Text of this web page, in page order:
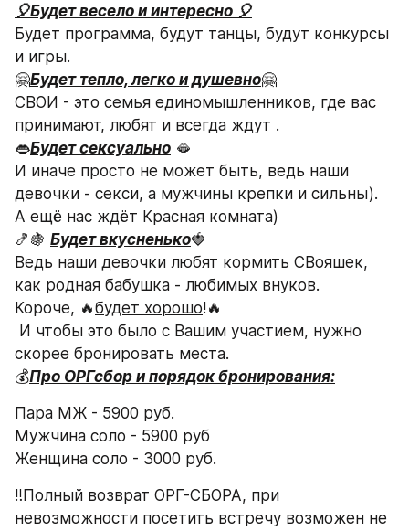
🎈Будет весело и интересно 🎈
Будет программа, будут танцы, будут конкурсы
и игры.
🤗Будет тепло, легко и душевно🤗
СВОИ - это семья единомышленников, где вас
принимают, любят и всегда ждут .
👄Будет сексуально 🫦
И иначе просто не может быть, ведь наши
девочки - секси, а мужчины крепки и сильны).
А ещё нас ждёт Красная комната)
🍤🍇 Будет вкусненько🍓
Ведь наши девочки любят кормить СВояшек,
как родная бабушка - любимых внуков.
Короче, 🔥будет хорошо!🔥
скорее бронировать места.
💰Про ОРГсбор и порядок бронирования:
Пара МЖ - 5900 руб.
Мужчина соло - 5900 руб
Женщина соло - 3000 руб.
‼️Полный возврат ОРГ-СБОРА, при
невозможности посетить встречу возможен не